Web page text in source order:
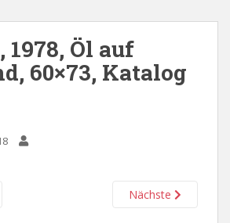
1978, Öl auf
60×73, Katalog
Nächste